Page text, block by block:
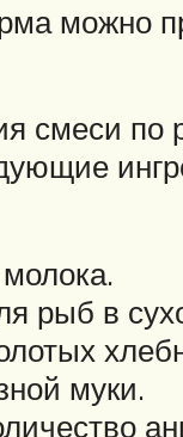
можно
смеси по
рыб в
муки.